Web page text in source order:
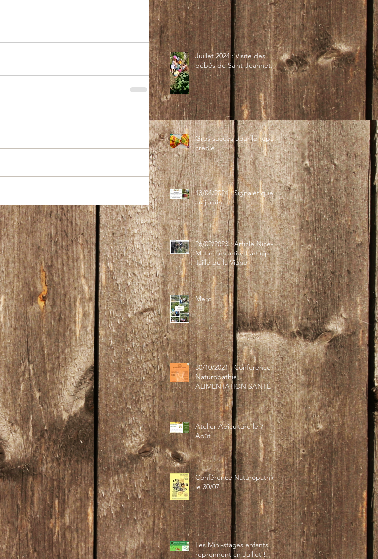
Juillet 2024 : Visite des
bébés de Saint-Jeannet...
Gros succès pour le repas
créole
13/04/2024 : Signalétique
au jardin
26/02/2023 : Article Nice-
Matin : chantier Participatif
Taille de la Vigne
Merci !
30/10/2021 : Conférence
Naturopathie
ALIMENTATION SANTÉ
Atelier Apiculture le 7
Août
Conférence Naturopathie
le 30/07
Les Mini-stages enfants
reprennent en Juillet !!